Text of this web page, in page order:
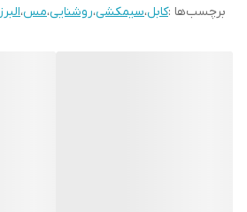
برچسب‌ها :کابل،سیمکشی،روشنایی،مس،البرز